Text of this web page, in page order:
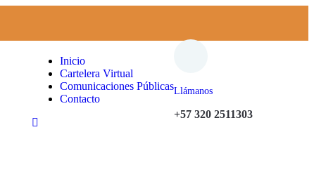
Inicio
Cartelera Virtual
Comunicaciones Públicas
Contacto
Llámanos
+57 320 2511303